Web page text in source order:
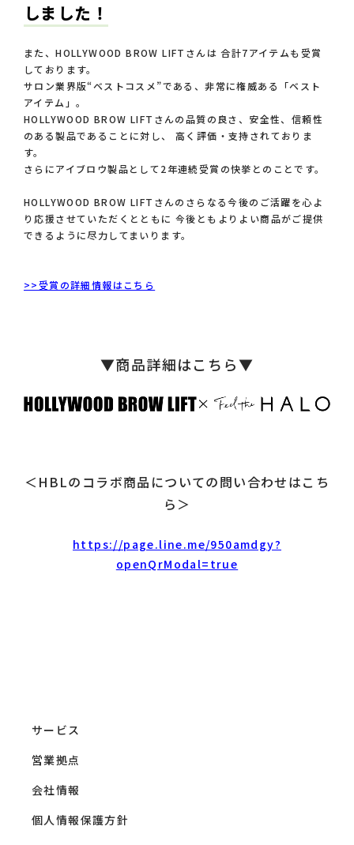
しました！
また、HOLLYWOOD BROW LIFTさんは 合計7アイテムも受賞
しております。
サロン業界版“ベストコスメ”である、非常に権威ある「ベスト
アイテム」。
HOLLYWOOD BROW LIFTさんの品質の良さ、安全性、信頼性
のある製品であることに対し、 高く評価・支持されておりま
す。
さらにアイブロウ製品として2年連続受賞の快挙とのことです。
HOLLYWOOD BROW LIFTさんのさらなる今後のご活躍を心よ
り応援させていただくとともに 今後ともよりよい商品がご提供
できるように尽力してまいります。
>>受賞の詳細情報はこちら
▼商品詳細はこちら▼
＜HBLのコラボ商品についての問い合わせはこち
ら＞
https://page.line.me/950amdgy?
openQrModal=true
サービス
営業拠点
会社情報
個人情報保護方針